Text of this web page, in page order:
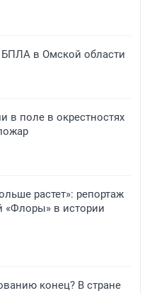
БПЛА в Омской области
в поле в окрестностях
растет»: репортаж
«Флоры» в истории
конец? В стране